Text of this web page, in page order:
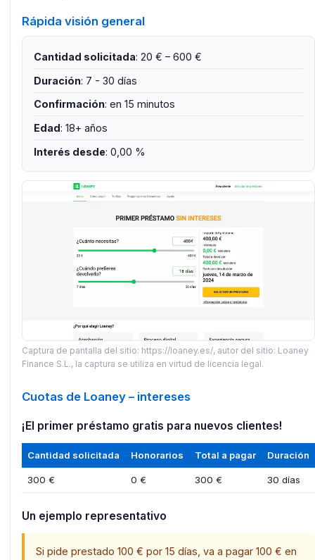
Rápida visión general
Cantidad solicitada: 20 € – 600 €
Duración: 7 - 30 días
Confirmación: en 15 minutos
Edad: 18+ años
Interés desde: 0,00 %
Captura de pantalla del sitio: https://loaney.es/, autor del sitio: Loaney
Finance S.L., la captura se utiliza en virtud de licencia legal.
Cuotas de Loaney – intereses
¡El primer préstamo gratis para nuevos clientes!
Cantidad solicitada Honorarios Total a pagar Duración
300 € 0 € 300 € 30 días
Un ejemplo representativo
Si pide prestado 100 € por 15 días, va a pagar 100 € en